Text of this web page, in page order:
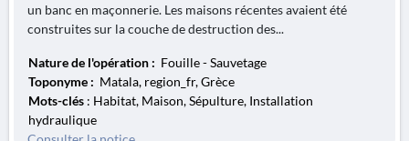
un banc en maçonnerie. Les maisons récentes avaient été
construites sur la couche de destruction des...
Nature de l'opération : Fouille - Sauvetage
Toponyme : Matala, region_fr, Grèce
Mots-clés : Habitat, Maison, Sépulture, Installation
hydraulique